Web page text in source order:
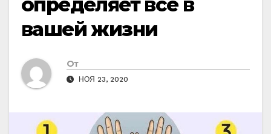
определяет всё в
вашей жизни
От
НОЯ 23, 2020